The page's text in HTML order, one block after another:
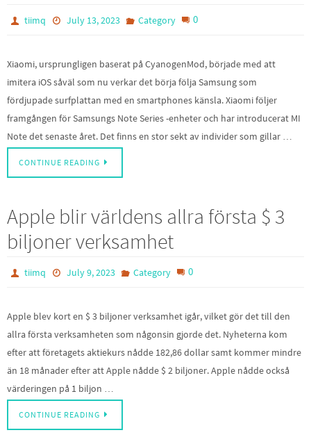
tiimq July 13, 2023 Category 0
Xiaomi, ursprungligen baserat på CyanogenMod, började med att
imitera iOS såväl som nu verkar det börja följa Samsung som
fördjupade surfplattan med en smartphones känsla. Xiaomi följer
framgången för Samsungs Note Series -enheter och har introducerat MI
Note det senaste året. Det finns en stor sekt av individer som gillar …
CONTINUE READING
Apple blir världens allra första $ 3
biljoner verksamhet
tiimq July 9, 2023 Category 0
Apple blev kort en $ 3 biljoner verksamhet igår, vilket gör det till den
allra första verksamheten som någonsin gjorde det. Nyheterna kom
efter att företagets aktiekurs nådde 182,86 dollar samt kommer mindre
än 18 månader efter att Apple nådde $ 2 biljoner. Apple nådde också
värderingen på 1 biljon …
CONTINUE READING